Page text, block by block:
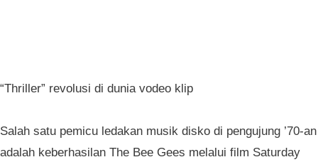
“Thriller” revolusi di dunia vodeo klip
Salah satu pemicu ledakan musik disko di pengujung ’70-an
adalah keberhasilan The Bee Gees melalui film Saturday